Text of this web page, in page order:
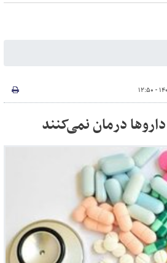
داروها درمان نمی‌کنند